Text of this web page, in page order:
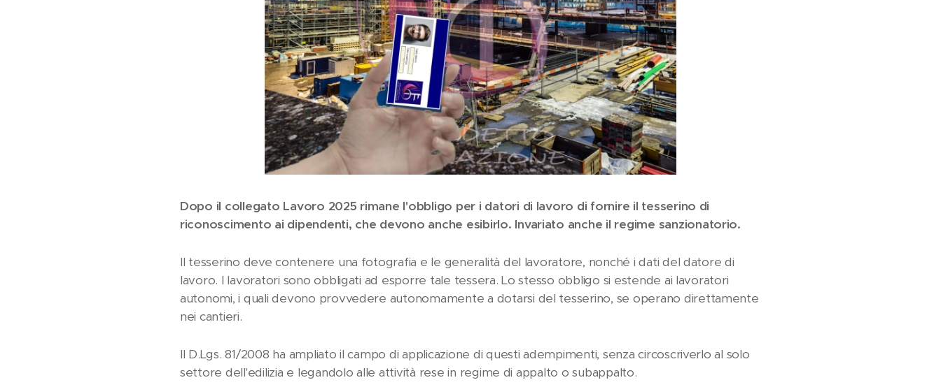
Dopo il collegato Lavoro 2025 rimane l'obbligo per i datori di lavoro di fornire il tesserino di
riconoscimento ai dipendenti, che devono anche esibirlo. Invariato anche il regime sanzionatorio.
Il tesserino deve contenere una fotografia e le generalità del lavoratore, nonché i dati del datore di
lavoro. I lavoratori sono obbligati ad esporre tale tessera. Lo stesso obbligo si estende ai lavoratori
autonomi, i quali devono provvedere autonomamente a dotarsi del tesserino, se operano direttamente
nei cantieri.
Il D.Lgs. 81/2008 ha ampliato il campo di applicazione di questi adempimenti, senza circoscriverlo al solo
settore dell'edilizia e legandolo alle attività rese in regime di appalto o subappalto.